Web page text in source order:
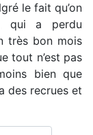
le fait qu’on
qui a perdu
très bon mois
tout n’est pas
bien que
des recrues et